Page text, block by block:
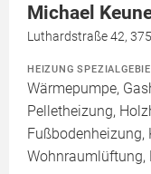
Michael
Luthardstraße 42,
HEIZUNG
Wärmepumpe,
Pelletheizung,
Fußbodenheizung,
Wohnraumlüftung,